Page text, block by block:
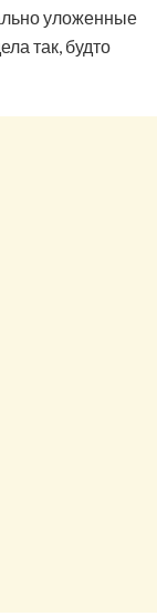
уложенные
так, будто